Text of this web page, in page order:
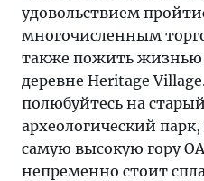
удовольствием
многочисленным
также пожить жизнью
деревне Heritage
полюбуйтесь на
археологический
самую высокую гору
непременно стоит